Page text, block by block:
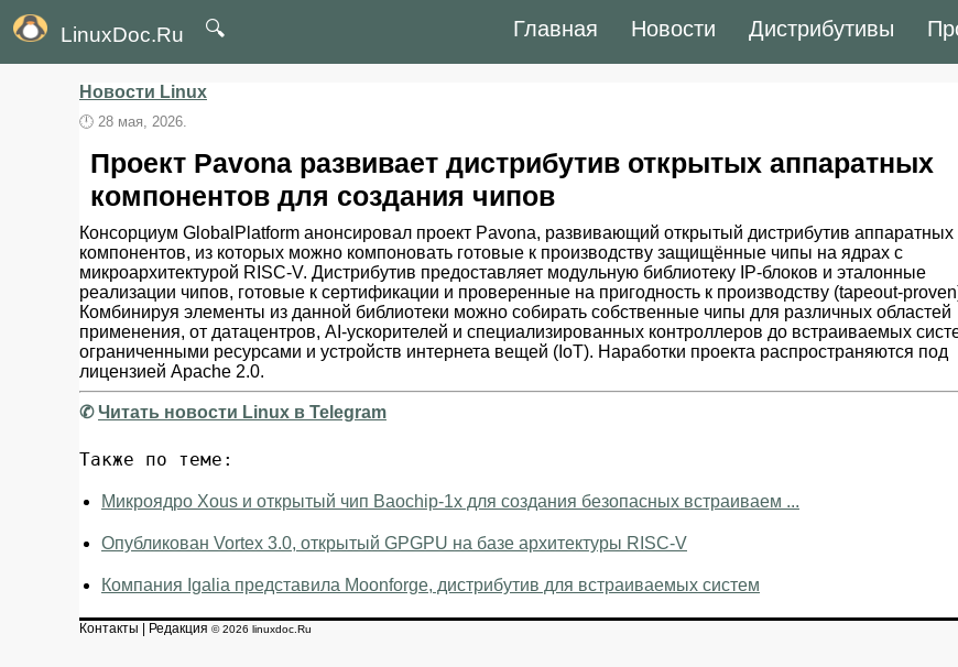
LinuxDoc.Ru 🔍 Главная Новости Дистрибутивы
Новости Linux
🕛 28 мая, 2026.
Проект Pavona развивает дистрибутив открытых аппаратных
компонентов для создания чипов
Консорциум GlobalPlatform анонсировал проект Pavona, развивающий открытый дистрибутив аппаратных
компонентов, из которых можно компоновать готовые к производству защищённые чипы на ядрах с
микроархитектурой RISC-V. Дистрибутив предоставляет модульную библиотеку IP-блоков и эталонные
реализации чипов, готовые к сертификации и проверенные на пригодность к производству (tapeout-
Комбинируя элементы из данной библиотеки можно собирать собственные чипы для различных областей
применения, от датацентров, AI-ускорителей и специализированных контроллеров до встраиваемых
ограниченными ресурсами и устройств интернета вещей (IoT). Наработки проекта распространяются под
лицензией Apache 2.0.
✆Читать новости Linux в Telegram
Также по теме:
Микроядро Xous и открытый чип Baochip-1x для создания безопасных встраиваем ...
Опубликован Vortex 3.0, открытый GPGPU на базе архитектуры RISC-V
Компания Igalia представила Moonforge, дистрибутив для встраиваемых систем
Контакты Редакция © 2026 linuxdoc.Ru